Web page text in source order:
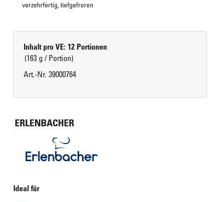
verzehrfertig, tiefgefroren
Inhalt pro VE: 12 Portionen
(163 g / Portion)
Art.-Nr. 39000764
ERLENBACHER
Ideal für